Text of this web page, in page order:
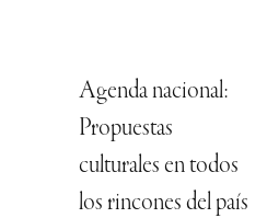
Agenda nacional:
Propuestas
culturales en todos
los rincones del país